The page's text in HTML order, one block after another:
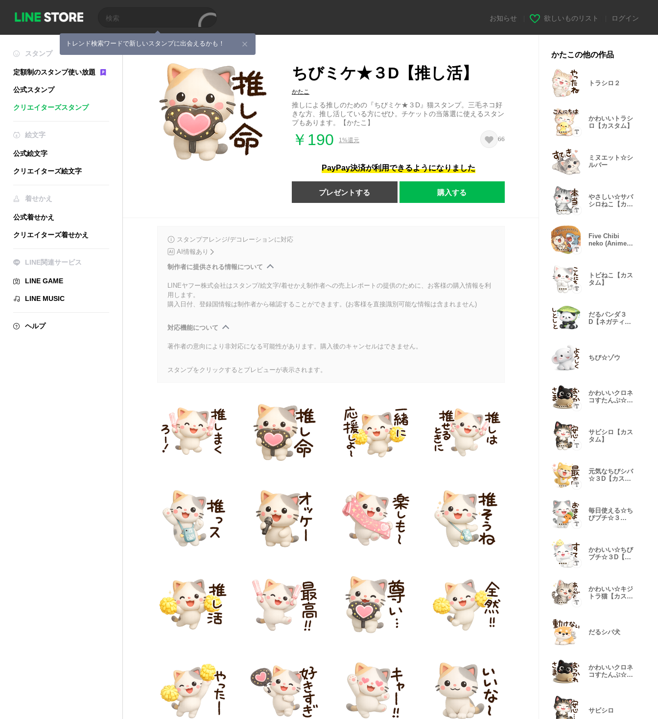
トレンド検索ワードで新しいスタンプに出会えるかも！
お知らせ 欲しいものリスト ログイン
スタンプ
定額制のスタンプ使い放題
公式スタンプ
クリエイターズスタンプ
絵文字
公式絵文字
クリエイターズ絵文字
着せかえ
公式着せかえ
クリエイターズ着せかえ
LINE関連サービス
LINE GAME
LINE MUSIC
ヘルプ
ちびミケ★３D【推し活】
かたこ
推しによる推しのための『ちびミケ★３D』猫スタンプ。三毛ネコ好
きな方、推し活している方にぜひ。チケットの当落選に使えるスタン
プもあります。【かたこ】
￥190 1%還元 66
PayPay決済が利用できるようになりました
プレゼントする 購入する
スタンプアレンジ/デコレーションに対応
AI情報あり
制作者に提供される情報について
LINEヤフー株式会社はスタンプ/絵文字/着せかえ制作者への売上レポートの提供のために、お客様の購入情報を利
用します。
購入日付、登録国情報は制作者から確認することができます。(お客様を直接識別可能な情報は含まれません)
対応機能について
著作者の意向により非対応になる可能性があります。購入後のキャンセルはできません。
スタンプをクリックするとプレビューが表示されます。
かたこの他の作品
トラシロ２
かわいいトラシ
ロ【カスタム】
ミヌエット☆シ
ルバー
やさしい☆サバ
シロねこ【カス
Five Chibi
neko (Anime)
トビねこ【カス
タム】
だるパンダ３
D【ネガティ
ちび☆ゾウ
かわいいクロネ
コすたんぷ☆３
サビシロ【カス
タム】
元気なちびシバ
☆３D【カスタ
毎日使える☆ち
びブチ☆３
かわいい☆ちび
ブチ☆３D【カ
かわいい☆キジ
トラ猫【カスタ
だるシバ犬
かわいいクロネ
コすたんぷ☆３
サビシロ